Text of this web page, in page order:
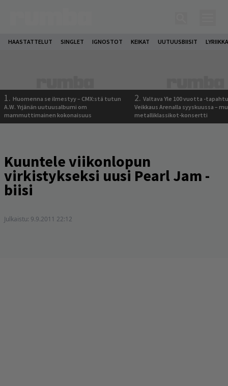
HAASTATTELUT SINGLET IGNOSTOT KEIKAT UUTUUSBIISIT
1. Huomenna se ilmestyy – CMX:stä tutun
A.W. Yrjänän uutuusalbumi om
mammuttimainen kokonaisuus
2. Valtava Yle 100 vuotta -
Veikkaus Arenalla syyskuussa –
metalliklassikot-konsertti
Kuuntele viikonlopun
virkistykseksi uusi Pearl Jam -
biisi
Julkaistu: 9.9.2011 22:12